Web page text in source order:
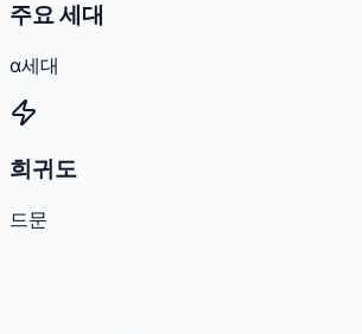
주요 세대
α세대
희귀도
드문